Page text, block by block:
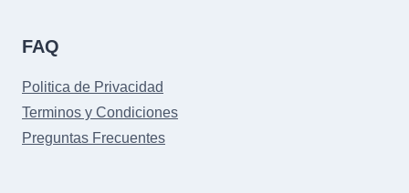
FAQ
Politica de Privacidad
Terminos y Condiciones
Preguntas Frecuentes